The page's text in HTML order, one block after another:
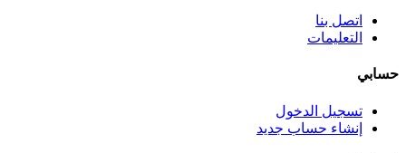
اتصل بنا
التعليمات
حسابي
تسجيل الدخول
إنشاء حساب جديد